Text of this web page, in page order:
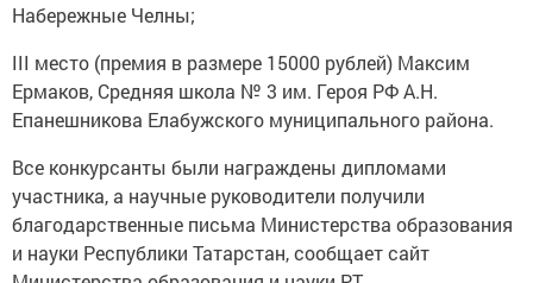
Набережные Челны;
III место (премия в размере 15000 рублей) Максим
Ермаков, Средняя школа № 3 им. Героя РФ А.Н.
Епанешникова Елабужского муниципального района.
Все конкурсанты были награждены дипломами
участника, а научные руководители получили
благодарственные письма Министерства образования
и науки Республики Татарстан, сообщает сайт